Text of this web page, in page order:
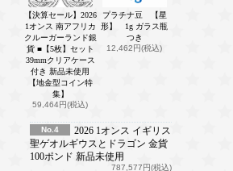
【決算セール】2026
1オンス 南アフリカ
クルーガーランド銀
貨 ■【5枚】セット
39mmクリアケース
付き 新品未使用
【地金型コイン特
集】
59,464円(税込)
プラチナ豆 【星
形】 1g ガラス瓶
つき
12,462円(税込)
No.4
2026 1オンス イギリス
聖ゲオルギウスとドラゴン 金貨
100ポンド 新品未使用
787,577円(税込)